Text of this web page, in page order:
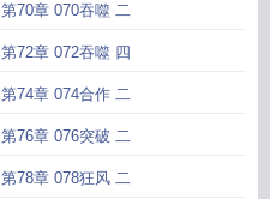
第70章 070吞噬 二
第72章 072吞噬 四
第74章 074合作 二
第76章 076突破 二
第78章 078狂风 二